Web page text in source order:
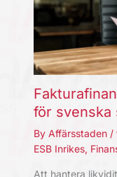
för svenska
By Affärsstaden /
ESB Inrikes,
Att hantera